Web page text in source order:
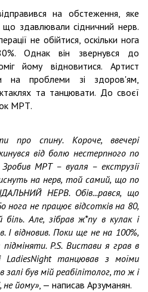
на обстеження, яке
що здавлювали сідничний нерв.
не обійтися, оскільки нога
Однак він звернувся до
йому відновитися. Артист
на проблеми зі здоров'ям,
та танцювати. До своєї
МРТ.
про спину. Короче, ввечері
від болю нестерпного по
МРТ – вуаля – екструзії
на нерв, той самий, що по
НЕРВ. Обів...рався, що
нога не працює відсотків на 80,
Але, зібрав ж*пу в кулак і
І відновив. Поки ще не на 100%,
P.S. Вистави я грав в
LadiesNight танцював з моїми
був мій реабілітолог, то ж і
не йому», — написав Арзуманян.